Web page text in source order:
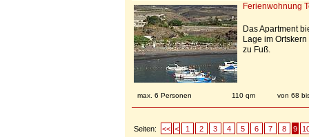
Ferienwohnung
Das Apartment
Lage im
zu Fuß.
max. 6 Personen 110 qm von 68
Seiten: << < 1 2 3 4 5 6 7 8 9